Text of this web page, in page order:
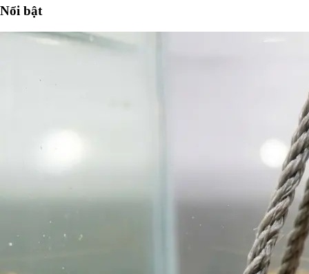
Nổi bật